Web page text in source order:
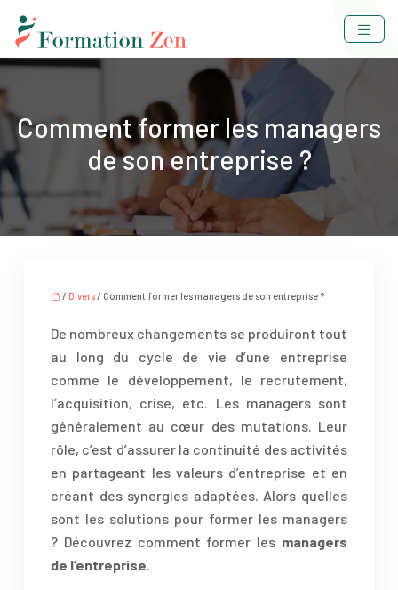
Comment former les managers
de son entreprise ?
/ Divers/ Comment former les managers de son entreprise ?
De nombreux changements se produiront tout
au long du cycle de vie d’une entreprise
comme le développement, le recrutement,
l’acquisition, crise, etc. Les managers sont
généralement au cœur des mutations. Leur
rôle, c’est d’assurer la continuité des activités
en partageant les valeurs d’entreprise et en
créant des synergies adaptées. Alors quelles
sont les solutions pour former les managers
? Découvrez comment former les managers
de l’entreprise.